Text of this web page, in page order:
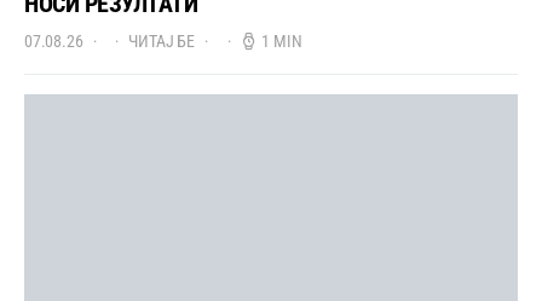
07.08.26 ЧИТАЈ БЕ 1 MIN